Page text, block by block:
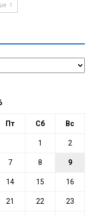
Пт Сб Вс
1 2
7 8 9
14 15 16
21 22 23